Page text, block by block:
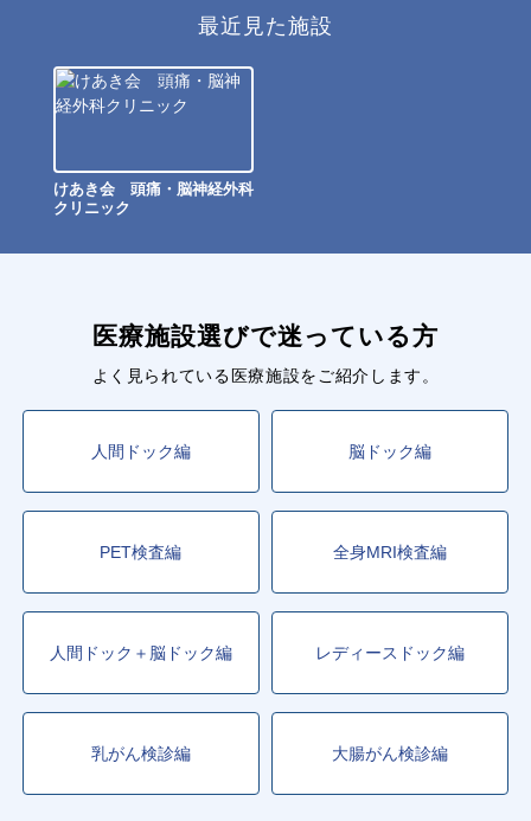
最近見た施設
けあき会 頭痛・脳神経外科
クリニック
医療施設選びで迷っている方
よく見られている医療施設をご紹介します。
人間ドック編 脳ドック編
PET検査編 全身MRI検査編
人間ドック＋脳ドック編 レディースドック編
乳がん検診編 大腸がん検診編